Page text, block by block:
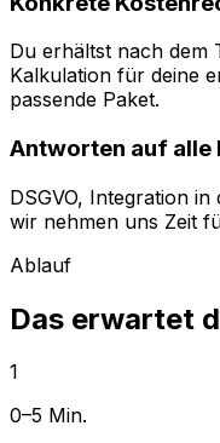
Du erhältst nach dem
Kalkulation für deine
passende Paket.
Antworten auf alle
DSGVO, Integration
wir nehmen uns Zeit
Ablauf
Das erwartet
1
0–5 Min.